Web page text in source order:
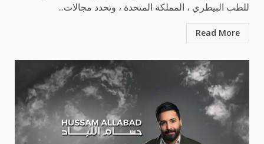
للطب البيطري ، المملكة المتحدة ، وتحدد مجالات...
Read More